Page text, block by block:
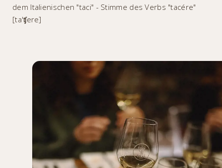
dem Italienischen "taci" - Stimme des Verbs "tacére"
[ta'ʧere]